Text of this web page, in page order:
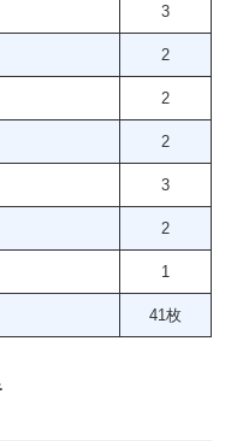
3
2
2
2
3
2
1
41枚